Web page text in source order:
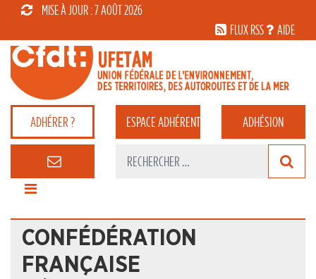
MISE À JOUR : 7 AOÛT 2026
FLUX RSS
AIDE
ADHÉRER ? ESPACEADHÉRENT ADHÉSION
CONFÉDÉRATION
FRANÇAISE